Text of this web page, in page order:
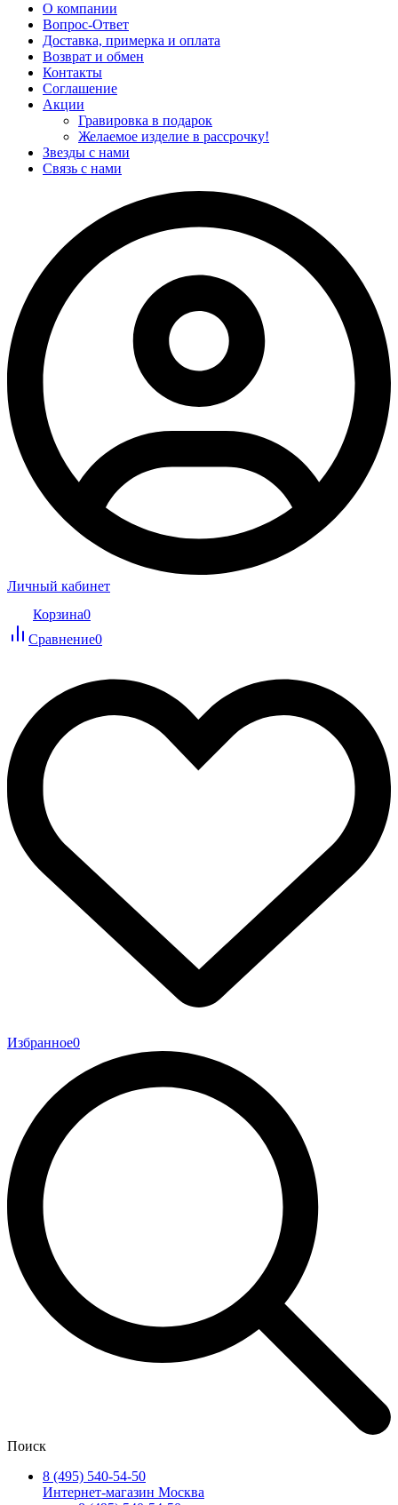
О компании
Вопрос-Ответ
Доставка, примерка и оплата
Возврат и обмен
Контакты
Соглашение
Акции
Гравировка в подарок
Желаемое изделие в рассрочку!
Звезды с нами
Связь с нами
Личный кабинет
Корзина0
Сравнение0
Избранное0
Поиск
8 (495) 540-54-50
Интернет-магазин Москва